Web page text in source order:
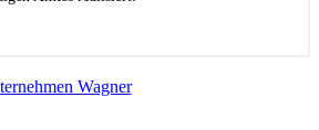
Wagner